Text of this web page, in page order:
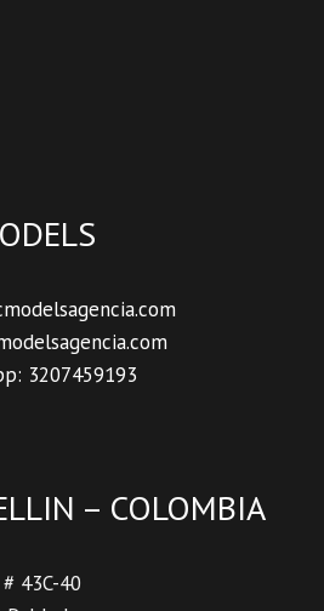
3207459193
– COLOMBIA
43C-40